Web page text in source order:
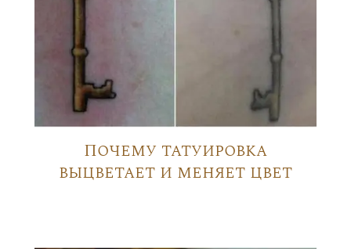
Почему татуировка
выцветает и меняет цвет